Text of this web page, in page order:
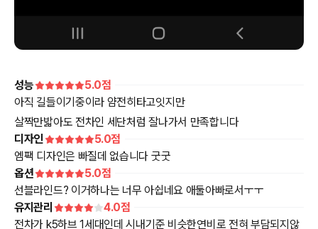
성능 5.0점
아직 길들이기중이라 얌전히타고잇지만
살짝만밟아도 전차인 세단처럼 잘나가서 만족합니다
디자인
5.0점
엠팩 디자인은 빠질데 없습니다 굿굿
옵션
5.0점
선블라인드? 이거하나는 너무 아쉽네요 애둘아빠로서ㅜㅜ
유지관리
4.0점
전차가 k5하브 1세대인데 시내기준 비슷한연비로 전혀 부담되지않